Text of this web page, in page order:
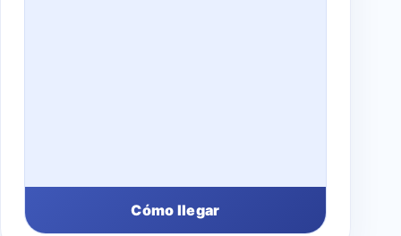
Cómo llegar